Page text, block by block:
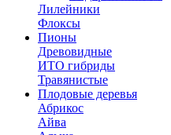
Лилейники
Флоксы
Пионы
Древовидные
ИТО гибриды
Травянистые
Плодовые деревья
Абрикос
Айва